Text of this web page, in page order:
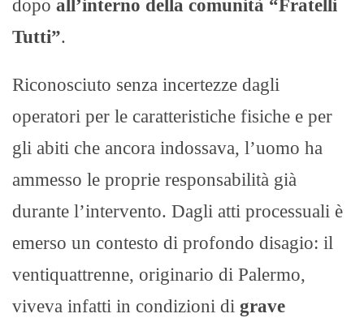
dopo all’interno della comunità “Fratelli
Tutti”.
Riconosciuto senza incertezze dagli
operatori per le caratteristiche fisiche e per
gli abiti che ancora indossava, l’uomo ha
ammesso le proprie responsabilità già
durante l’intervento. Dagli atti processuali è
emerso un contesto di profondo disagio: il
ventiquattrenne, originario di Palermo,
viveva infatti in condizioni di grave